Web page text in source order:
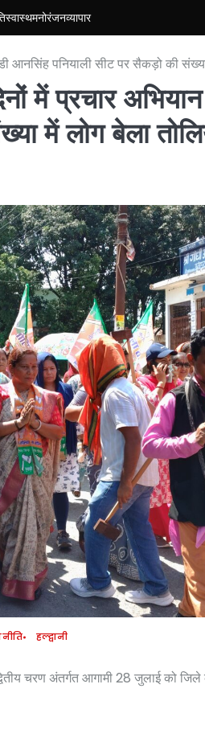
स्वास्थमनोरंजनव्यापार
आनसिंह पनियाली सीट पर सैकड़ो की
में प्रचार
में लोग बेला
हल्द्वानी
चरण अंतर्गत आगामी 28 जुलाई को जिले